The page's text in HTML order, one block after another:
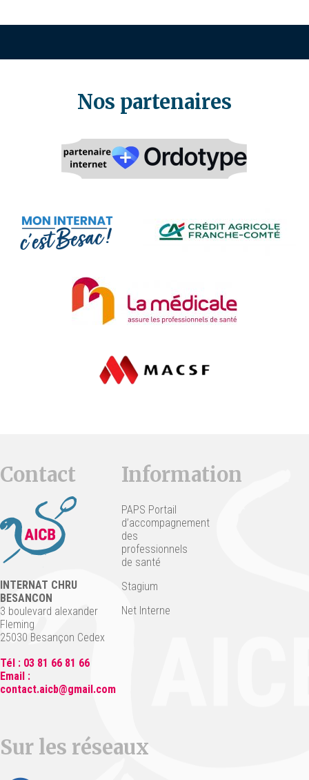
Nos partenaires
Contact
INTERNAT CHRU
BESANCON
3 boulevard alexander
Fleming
25030 Besançon Cedex
Tél : 03 81 66 81 66
Email :
contact.aicb@gmail.com
Information
PAPS Portail
d’accompagnement
des
professionnels
de santé
Stagium
Net Interne
Sur les réseaux